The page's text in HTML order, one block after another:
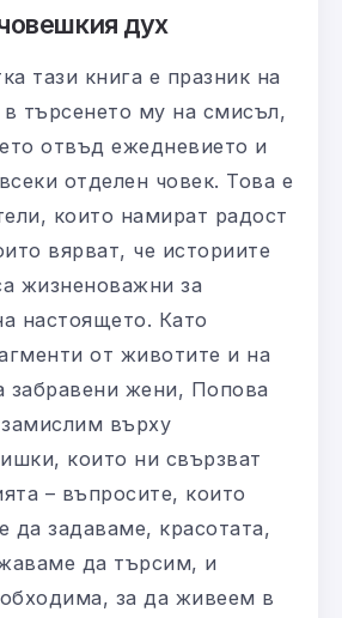
дух
тази книга е празник на
търсенето му на смисъл,
отвъд ежедневието и
отделен човек. Това е
които намират радост
вярват, че историите
жизненоважни за
настоящето. Като
от животите и на
забравени жени, Попова
върху
които ни свързват
– въпросите, които
да задаваме, красотата,
да търсим, и
за да живеем в